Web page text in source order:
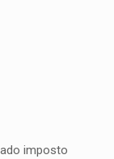
imposto